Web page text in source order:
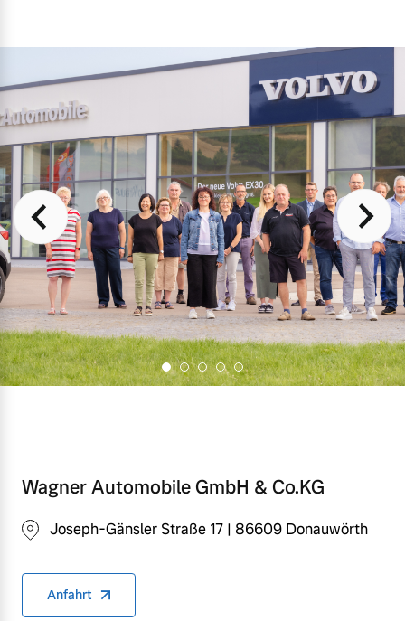
Wagner Automobile GmbH & Co.KG
Joseph-Gänsler Straße 17 | 86609 Donauwörth
Anfahrt